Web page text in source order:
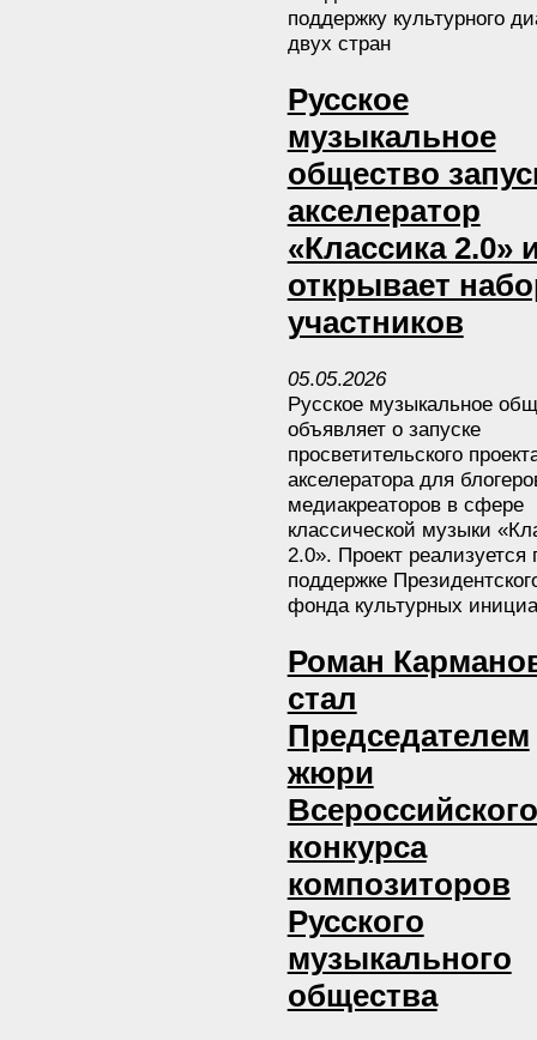
поддержку культурного
двух стран
Русское
музыкальное
общество
акселератор
«Классика 2.0»
открывает
участников
05.05.2026
Русское музыкальное
объявляет о запуске
просветительского
акселератора для
медиакреаторов в сфере
классической музыки
2.0». Проект реализуется
поддержке
фонда культурных
Роман
стал
Председателем
жюри
Всероссийского
конкурса
композиторов
Русского
музыкального
общества